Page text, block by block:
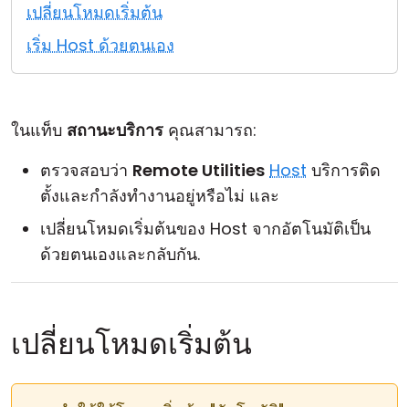
เปลี่ยนโหมดเริ่มต้น
เริ่ม Host ด้วยตนเอง
ในแท็บ สถานะบริการ คุณสามารถ:
ตรวจสอบว่า Remote Utilities Host บริการติด
ตั้งและกำลังทำงานอยู่หรือไม่ และ
เปลี่ยนโหมดเริ่มต้นของ Host จากอัตโนมัติเป็น
ด้วยตนเองและกลับกัน.
เปลี่ยนโหมดเริ่มต้น
การสนับสนุน Active Directory
การกำหนดค่า MSI
คลาวด์ & ออน-พรีมิส